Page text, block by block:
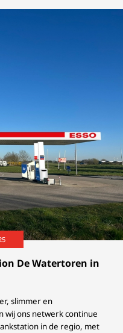
De Watertoren in
slimmer en
wij ons netwerk continue
in de regio, met